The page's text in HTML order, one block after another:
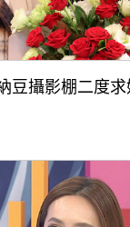
豆攝影棚二度